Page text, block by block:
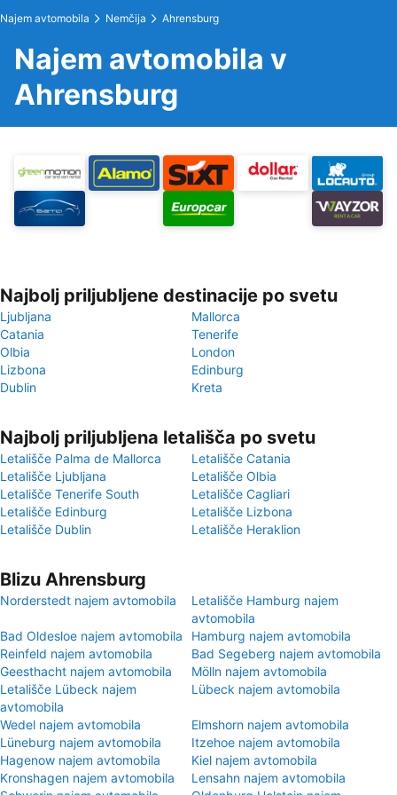
Najem avtomobila Nemčija Ahrensburg
Najem avtomobila v
Ahrensburg
Najbolj priljubljene destinacije po svetu
Ljubljana
Mallorca
Catania
Tenerife
Olbia
London
Lizbona
Edinburg
Dublin
Kreta
Najbolj priljubljena letališča po svetu
Letališče Palma de Mallorca
Letališče Catania
Letališče Ljubljana
Letališče Olbia
Letališče Tenerife South
Letališče Cagliari
Letališče Edinburg
Letališče Lizbona
Letališče Dublin
Letališče Heraklion
Blizu Ahrensburg
Norderstedt najem avtomobila
Letališče Hamburg najem
avtomobila
Bad Oldesloe najem avtomobila
Hamburg najem avtomobila
Reinfeld najem avtomobila
Bad Segeberg najem avtomobila
Geesthacht najem avtomobila
Mölln najem avtomobila
Letališče Lübeck najem
avtomobila
Lübeck najem avtomobila
Wedel najem avtomobila
Elmshorn najem avtomobila
Lüneburg najem avtomobila
Itzehoe najem avtomobila
Hagenow najem avtomobila
Kiel najem avtomobila
Kronshagen najem avtomobila
Lensahn najem avtomobila